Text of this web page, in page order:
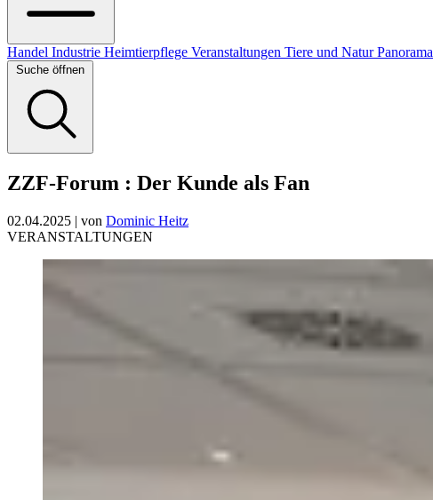
Handel Industrie Heimtierpflege Veranstaltungen Tiere und NaturPanorama
Suche öffnen
ZZF-Forum : Der Kunde als Fan
02.04.2025 | von Dominic Heitz
VERANSTALTUNGEN